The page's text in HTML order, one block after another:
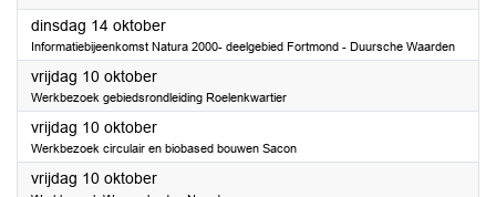
dinsdag 14 oktober2025
Informatiebijeenkomst Natura 2000- deelgebied Fortmond - Duursche Waarden
vrijdag 10 oktober2025
Werkbezoek gebiedsrondleiding Roelenkwartier
vrijdag 10 oktober2025
Werkbezoek circulair en biobased bouwen Sacon
vrijdag 10 oktober2025